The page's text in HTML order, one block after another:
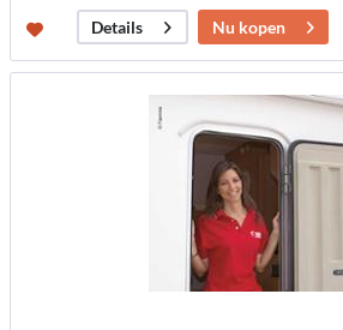
Details
Nu kopen